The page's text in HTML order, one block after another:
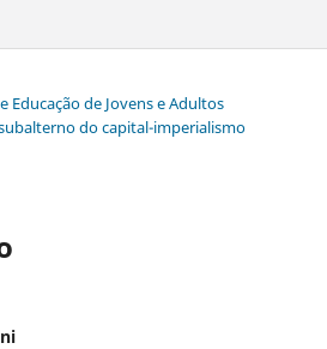
Educação de Jovens e Adultos
do capital-imperialismo